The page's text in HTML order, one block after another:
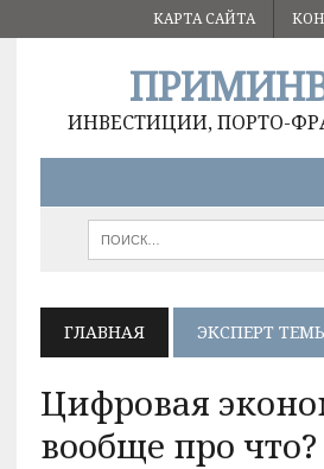
КАРТА САЙТА
ИНВЕСТИЦИИ, ПОРТО-
ГЛАВНАЯ ЭКСПЕРТ
Цифровая
вообще про что?